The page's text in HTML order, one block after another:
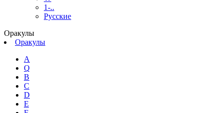
1-..
Русские
Оракулы
Оракулы
A
Q
B
C
D
E